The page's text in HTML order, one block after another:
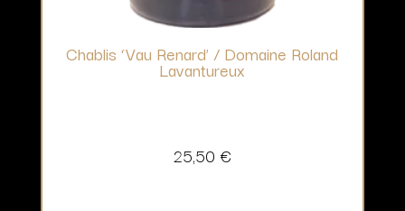
Chablis ‘Vau Renard’ / Domaine Roland
Lavantureux
25,50 €